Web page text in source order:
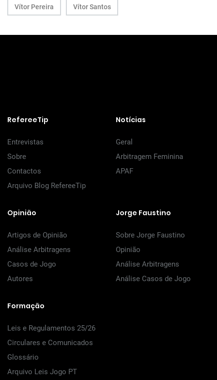
Vítor Pereira Vítor Santos
RefereeTip
Entrevistas
Sobre
Contactos
Arquivo Blog RefereeTip
Notícias
Geral
Arbitragem Feminina
APAF
Opinião
Artigos de Opinião
Análise Arbitragens
Casos de Jogo
Autores
Jorge Faustino
Sobre Jorge Faustino
Opinião
Análise Arbitragens
Análise Casos de Jogo
Formação
Leis e Regulamentos 25/26
Circulares e Comunicados
Glossário
Arquivo Leis Jogo PT